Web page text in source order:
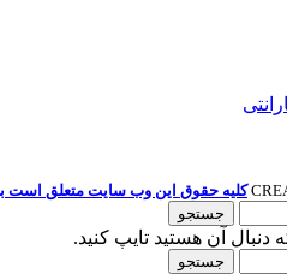
کلیه حقوق این وب سایت متعلق است
جستجو
آن هستید تایپ کنید.
جستجو